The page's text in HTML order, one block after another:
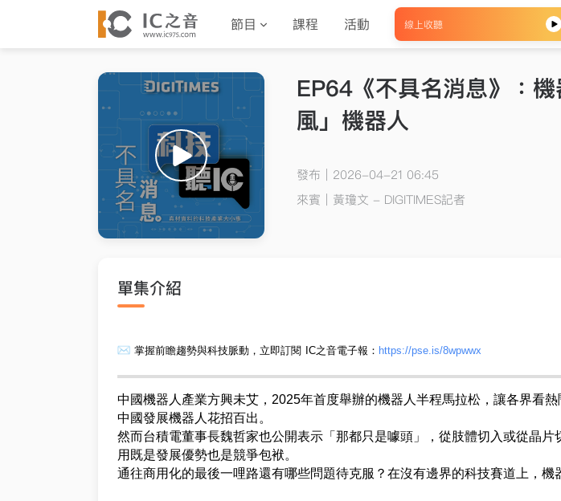
節目 課程 活動 線上收聽
EP64《不具名消息》：
風」機器人
發布｜2026-04-21 06:45
來賓｜ 黃瓊文 - DIGITIMES記者
單集介紹
掌握前瞻趨勢與科技脈動，立即訂閱 IC之音電子報 ： https://pse.is/8wpwwx
中國機器人產業方興未艾，2025年首度舉辦的機器人半程馬拉松，讓各界看
中國發展機器人花招百出。
然而台積電董事長魏哲家也公開表示「那都只是噱頭」，從肢體切入或從晶
用既是發展優勢也是競爭包袱。
通往商用化的最後一哩路還有哪些問題待克服？在沒有邊界的科技賽道上，機